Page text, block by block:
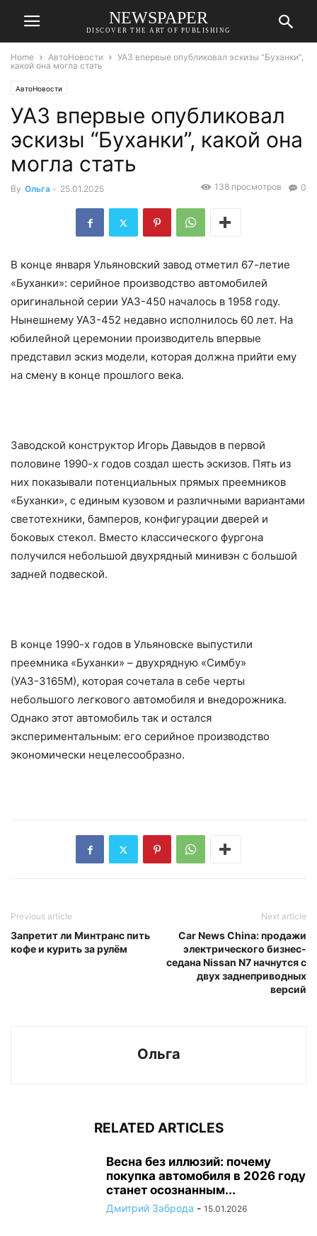
NEWSPAPER
DISCOVER THE ART OF PUBLISHING
Home АвтоНовости
УАЗ впервые опубликовал эскизы “Буханки”,
какой она могла стать
АвтоНовости
УАЗ впервые опубликовал
эскизы “Буханки”, какой она
могла стать
By Ольга - 25.01.2025 0
138 просмотров
В конце января Ульяновский завод отметил 67-летие
«Буханки»: серийное производство автомобилей
оригинальной серии УАЗ-450 началось в 1958 году.
Нынешнему УАЗ-452 недавно исполнилось 60 лет. На
юбилейной церемонии производитель впервые
представил эскиз модели, которая должна прийти ему
на смену в конце прошлого века.
Заводской конструктор Игорь Давыдов в первой
половине 1990-х годов создал шесть эскизов. Пять из
них показывали потенциальных прямых преемников
«Буханки», с единым кузовом и различными вариантами
светотехники, бамперов, конфигурации дверей и
боковых стекол. Вместо классического фургона
получился небольшой двухрядный минивэн с большой
задней подвеской.
В конце 1990-х годов в Ульяновске выпустили
преемника «Буханки» – двухрядную «Симбу»
(УАЗ-3165М), которая сочетала в себе черты
небольшого легкового автомобиля и внедорожника.
Однако этот автомобиль так и остался
экспериментальным: его серийное производство
экономически нецелесообразно.
Previous article
Запретит ли Минтранс пить
кофе и курить за рулём
Next article
Car News China: продажи
электрического бизнес-
седана Nissan N7 начнутся с
двух заднеприводных
версий
Ольга
RELATED ARTICLES
Весна без иллюзий: почему
покупка автомобиля в 2026 году
станет осознанным...
Дмитрий Заброда - 15.01.2026